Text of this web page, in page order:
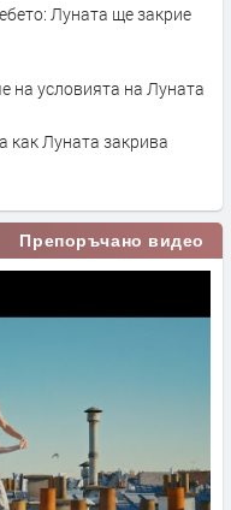
Луната ще закрие
на условията на Луната
как Луната закрива
Препоръчано видео